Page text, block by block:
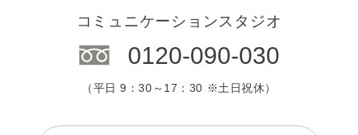
コミュニケーションスタジオ
0120-090-030
（平日 9：30～17：30 ※土日祝休）